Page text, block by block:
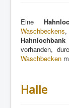
Eine
Waschbeckens,
Hahnlochbank
vorhanden,
Waschbecken
Halle